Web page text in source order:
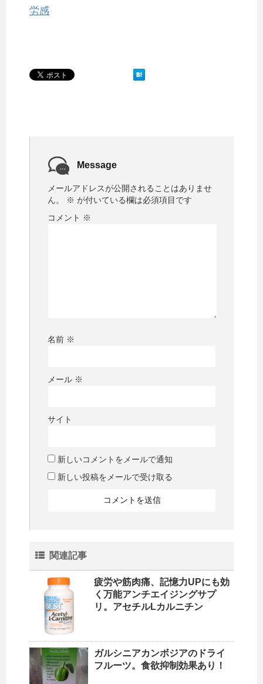
労感
Message
メールアドレスが公開されることはありませ
ん。
※ が付いている欄は必須項目です
コメント ※
名前 ※
メール ※
サイト
新しいコメントをメールで通知
新しい投稿をメールで受け取る
関連記事
疲労や筋肉痛、記憶力UPにも効
く万能アンチエイジングサプ
リ。アセチルLカルニチン
ガルシニアカンボジアのドライ
フルーツ。食欲抑制効果あり！